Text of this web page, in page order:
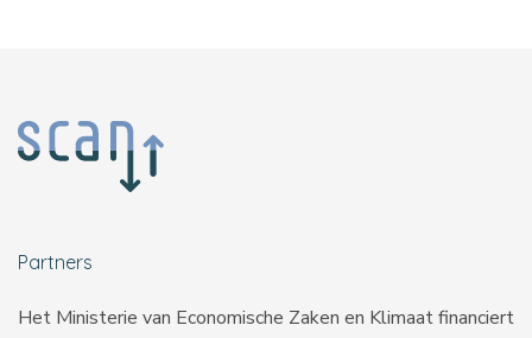
Partners
Het Ministerie van Economische Zaken en Klimaat financiert